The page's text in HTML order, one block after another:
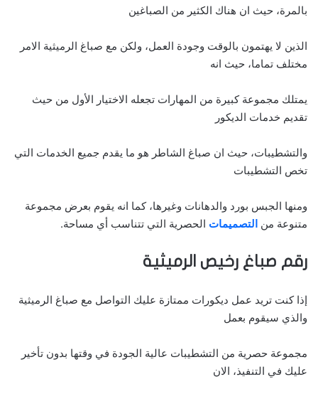
بالمرة، حيث ان هناك الكثير من الصباغين
الذين لا يهتمون بالوقت وجودة العمل، ولكن مع صباغ الرميثية الامر
مختلف تماما، حيث انه
يمتلك مجموعة كبيرة من المهارات تجعله الاختيار الأول من حيث
تقديم خدمات الديكور
والتشطيبات، حيث ان صباغ الشاطر هو ما يقدم جميع الخدمات التي
تخص التشطيبات
ومنها الجبس بورد والدهانات وغيرها، كما انه يقوم بعرض مجموعة
متنوعة من التصميمات الحصرية التي تتناسب أي مساحة.
رقم صباغ رخيص الرميثية
إذا كنت تريد عمل ديكورات ممتازة عليك التواصل مع صباغ الرميثية
والذي سيقوم بعمل
مجموعة حصرية من التشطيبات عالية الجودة في وقتها بدون تأخير
عليك في التنفيذ، الان